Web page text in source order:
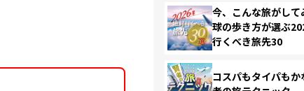
今、こんな旅がして
球の歩き方が選ぶ
行くべき旅先30
コスパもタイパも